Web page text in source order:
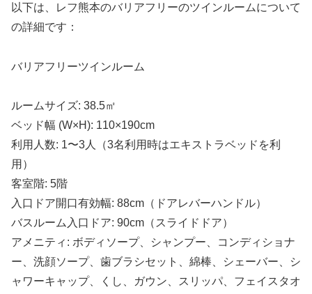
以下は、レフ熊本のバリアフリーのツインルームについて
の詳細です：
バリアフリーツインルーム
ルームサイズ: 38.5㎡
ベッド幅 (W×H): 110×190cm
利用人数: 1〜3人（3名利用時はエキストラベッドを利
用）
客室階: 5階
入口ドア開口有効幅: 88cm（ドアレバーハンドル）
バスルーム入口ドア: 90cm（スライドドア）
アメニティ: ボディソープ、シャンプー、コンディショナ
ー、洗顔ソープ、歯ブラシセット、綿棒、シェーバー、シ
ャワーキャップ、くし、ガウン、スリッパ、フェイスタオ